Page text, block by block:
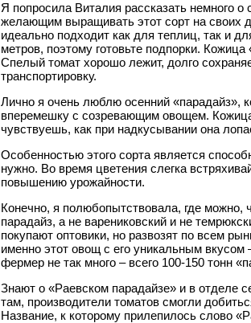
Я попросила Виталия рассказать немного
желающим выращивать этот сорт на своих
идеально подходит как для теплиц, так и
метров, поэтому готовьте подпорки.
Спелый томат хорошо лежит, долго
транспортировку.
Лично я очень люблю осенний «парадайз»,
вперемешку с созревающим овощем. Кожица
чувствуешь, как при надкусывании она
Особенностью этого сорта является
нужно. Во время цветения слегка
повышению урожайности.
Конечно, я полюбопытствовала, где можно,
парадайз, а не варениковский и не
покупают оптовики, но развозят по всем
именно этот овощ с его уникальным
фермер не так много – всего 100-150 тонн
Знают о «Раевском парадайзе» и в отделе
там, производители томатов смогли
Название, к которому прилепилось слово